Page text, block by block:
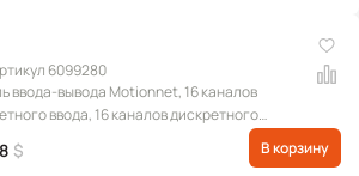
6099280
ввода-вывода Motionnet, 16 каналов
ввода, 16 каналов дискретного
разъем RJ-45 для коммуникационного
$ В корзину